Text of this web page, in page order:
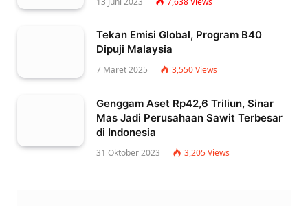
Tekan Emisi Global, Program B40
Dipuji Malaysia
7 Maret 2025 3,550Views
Genggam Aset Rp42,6 Triliun, Sinar
Mas Jadi Perusahaan Sawit Terbesar
di Indonesia
31 Oktober 2023 3,205Views